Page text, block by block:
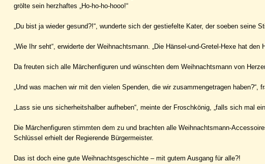
grölte sein herzhaftes „Ho-ho-ho-hooo!“
„Du bist ja wieder gesund?!“, wunderte sich der gestiefelte Kater, der soeben seine
„Wie Ihr seht“, erwiderte der Weihnachtsmann. „Die Hänsel-und-Gretel-Hexe hat
Da freuten sich alle Märchenfiguren und wünschten dem Weihnachtsmann von
„Und was machen wir mit den vielen Spenden, die wir zusammengetragen haben?“,
„Lass sie uns sicherheitshalber aufheben“, meinte der Froschkönig, „falls sich mal
Die Märchenfiguren stimmten dem zu und brachten alle Weihnachtsmann-
Schlüssel erhielt der Regierende Bürgermeister.
Das ist doch eine gute Weihnachtsgeschichte – mit gutem Ausgang für alle?!